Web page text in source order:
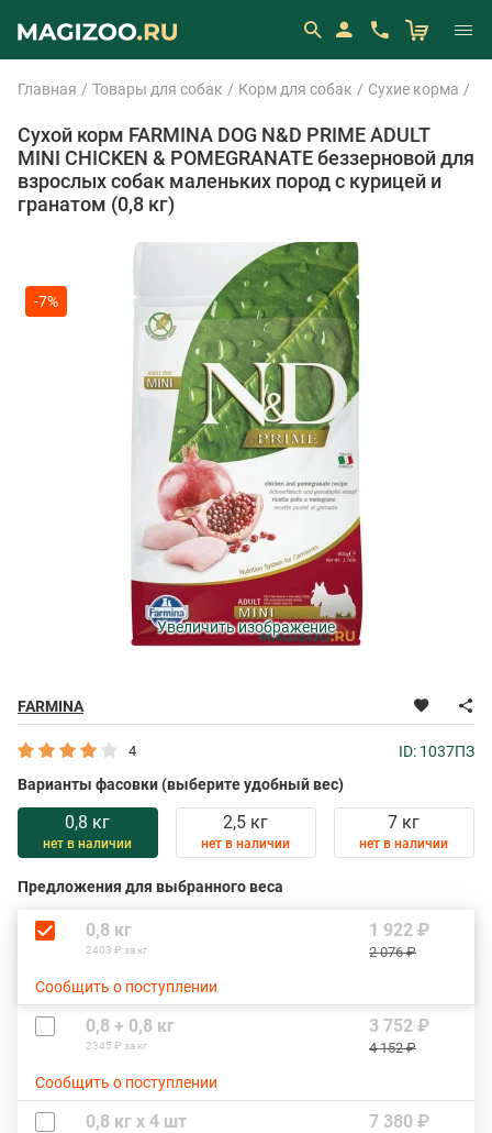
Главная Товары для собак Корм для собак Сухие корма
Сухой корм FARMINA DOG N&D PRIME ADULT
MINI CHICKEN & POMEGRANATE беззерновой для
взрослых собак маленьких пород с курицей и
гранатом (0,8 кг)
FARMINA
-7%
Увеличить изображение
4
ID: 1037ПЗ
Варианты фасовки (выберите удобный вес)
0,8 кг
нет в наличии
2,5 кг
нет в наличии
7 кг
нет в наличии
Предложения для выбранного веса
0,8 кг
2403 ₽ за кг
1 922 ₽
2 076 ₽
Сообщить о поступлении
0,8 + 0,8 кг
2345 ₽ за кг
3 752 ₽
4 152 ₽
Сообщить о поступлении
0,8 кг х 4 шт 7 380 ₽